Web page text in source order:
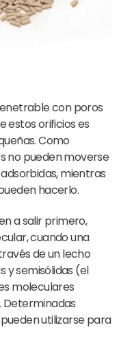
con poros
estos orificios es
Como
no pueden moverse
mientras
hacerlo.
a salir primero,
cuando una
de un lecho
y semisólidas (el
moleculares
utilizarse para